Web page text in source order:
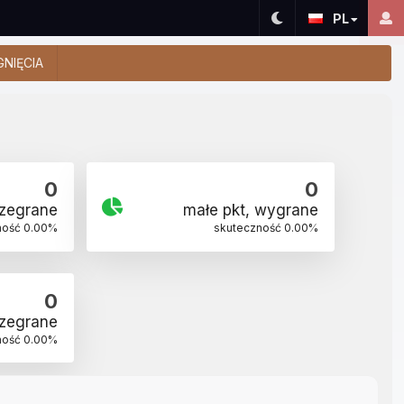
PL
0
0.00%
0
małe pkt, wygrane
skuteczność 0.00%
0
0.00%